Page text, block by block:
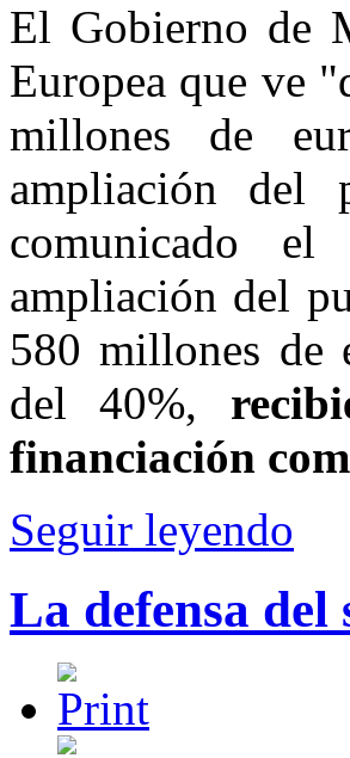
El Gobierno de
Europea que ve
millones de
ampliación del
comunicado
ampliación del
580 millones de
del 40%,
financiación
Seguir leyendo
La defensa del